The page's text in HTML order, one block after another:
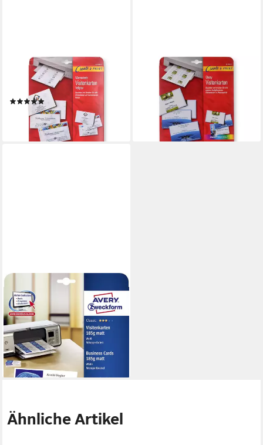
AVERY ZWECKFORM
Visitenkarten Marmoriert für
Inkjet- und Laserdrucker
(1)
5,99 €
lieferbar - in 3-4 Werktagen bei dir
AVERY ZWECKFORM
Visitenkarten Glossy
Visitenkarten Inkjet
85x54mm
7,99 €
lieferbar - in 3-4 Werktagen bei dir
AVERY ZWECKFORM
Visitenkarten C32010-10
C32010-10 Classic
Visitenkarten 85 x 54 mm
beidseitig beschi
15,88 €
lieferbar - in 5-6 Werktagen bei dir
Ähnliche Artikel